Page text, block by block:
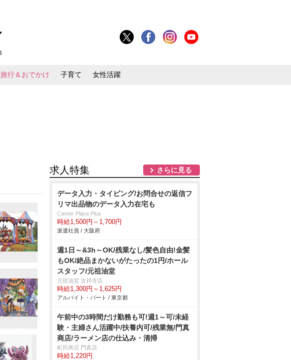
旅行＆おでかけ 子育て 女性活躍
求人特集 さらに見る
データ入力・タイピング/お問合せの返信フ
リマ出品物のデータ入力在宅も
Career Place Plus
時給1,500円～1,700円
派遣社員 / 大阪府
週1日～&3h～OK/残業なし/髪色自由!金髪
もOK/絶品まかないがたったの1円/ホール
スタッフ/元祖油堂
元祖油堂 吉祥寺店
時給1,300円～1,625円
アルバイト・パート / 東京都
午前中の3時間だけ勤務も可!週1～可/未経
験・主婦さん活躍中/扶養内可/残業無/門真
商店/ラーメン店の仕込み・清掃
町田商店 門真店
時給1,220円